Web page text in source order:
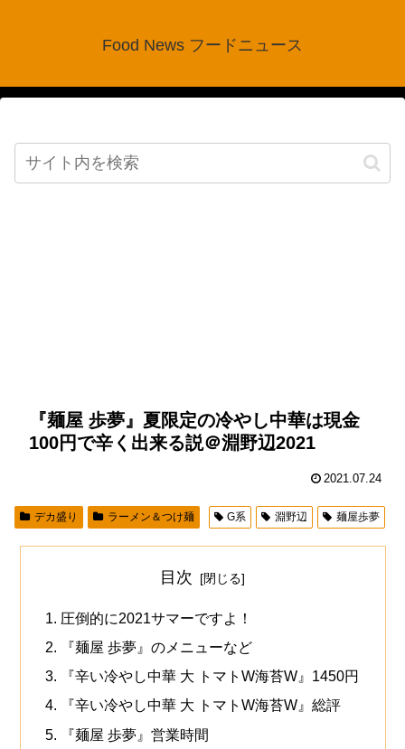
Food News フードニュース
『麺屋 歩夢』夏限定の冷やし中華は現金
100円で辛く出来る説＠淵野辺2021
2021.07.24
デカ盛り ラーメン＆つけ麺 G系 淵野辺 麺屋歩夢
目次
圧倒的に2021サマーですよ！
『麺屋 歩夢』のメニューなど
『辛い冷やし中華 大 トマトW海苔W』1450円
『辛い冷やし中華 大 トマトW海苔W』総評
『麺屋 歩夢』営業時間